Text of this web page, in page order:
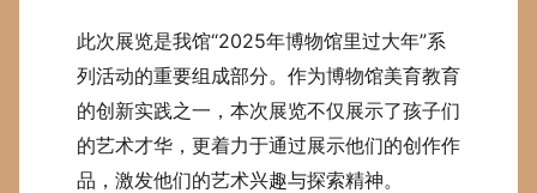
此次展览是我馆“2025年博物馆里过大年”系
列活动的重要组成部分。作为博物馆美育教育
的创新实践之一，本次展览不仅展示了孩子们
的艺术才华，更着力于通过展示他们的创作作
品，激发他们的艺术兴趣与探索精神。